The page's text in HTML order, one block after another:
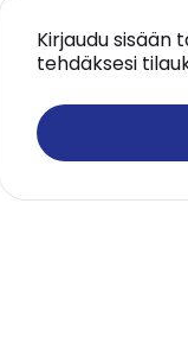
Kirjaudu sisään
tehdäksesi